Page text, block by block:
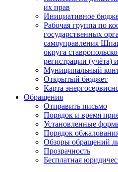
их прав
Инициативное
Рабочая группа по
государственных
самоуправления
округа
регистрации (учёта)
Муниципальный
Открытый бюджет
Карта
Обращения
Отправить письмо
Порядок и время
Установленные
Порядок
Обзоры обращений
Прозрачность
Бесплатная